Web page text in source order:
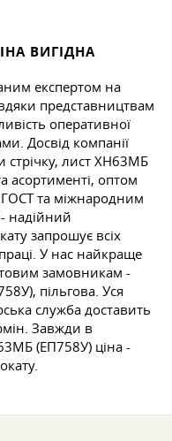
ВИГІДНА
експертом на
представництвам
оперативної
Досвід компанії
стрічку, лист ХН63МБ
асортименті, оптом
ГОСТ та міжнародним
надійний
запрошує всіх
У нас найкраще
замовникам -
пільгова. Уся
служба доставить
Завжди в
(ЕП758У) ціна -